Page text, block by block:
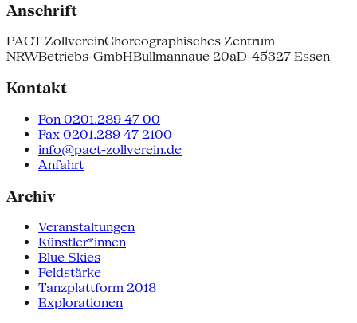
Anschrift
PACT ZollvereinChoreographisches Zentrum
NRWBetriebs-GmbHBullmannaue 20aD-45327 Essen
Kontakt
Fon 0201.289 47 00
Fax 0201.289 47 2100
info@pact-zollverein.de
Anfahrt
Archiv
Veranstaltungen
Künstler*innen
Blue Skies
Feldstärke
Tanzplattform 2018
Explorationen